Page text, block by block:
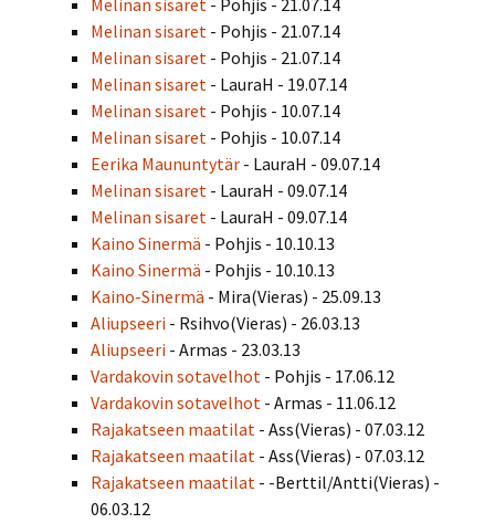
Melinan sisaret - Pohjis - 21.07.14
Melinan sisaret - Pohjis - 21.07.14
Melinan sisaret - Pohjis - 21.07.14
Melinan sisaret - LauraH - 19.07.14
Melinan sisaret - Pohjis - 10.07.14
Melinan sisaret - Pohjis - 10.07.14
Eerika Maununtytär - LauraH - 09.07.14
Melinan sisaret - LauraH - 09.07.14
Melinan sisaret - LauraH - 09.07.14
Kaino Sinermä - Pohjis - 10.10.13
Kaino Sinermä - Pohjis - 10.10.13
Kaino-Sinermä - Mira(Vieras) - 25.09.13
Aliupseeri - Rsihvo(Vieras) - 26.03.13
Aliupseeri - Armas - 23.03.13
Vardakovin sotavelhot - Pohjis - 17.06.12
Vardakovin sotavelhot - Armas - 11.06.12
Rajakatseen maatilat - Ass(Vieras) - 07.03.12
Rajakatseen maatilat - Ass(Vieras) - 07.03.12
Rajakatseen maatilat - -Berttil/Antti(Vieras) -
06.03.12